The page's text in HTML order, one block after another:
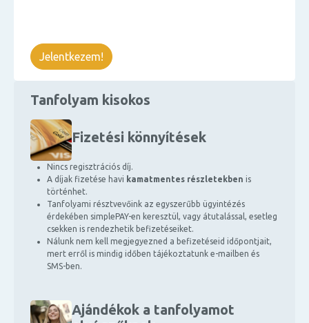
Tanfolyam kisokos
Fizetési könnyítések
Nincs regisztrációs díj.
A díjak fizetése havi kamatmentes részletekben is
történhet.
Tanfolyami résztvevőink az egyszerűbb ügyintézés
érdekében simplePAY-en keresztül, vagy átutalással, esetleg
csekken is rendezhetik befizetéseiket.
Nálunk nem kell megjegyezned a befizetéseid időpontjait,
mert erről is mindig időben tájékoztatunk e-mailben és
SMS-ben.
Ajándékok a tanfolyamot
Jelentkezem!